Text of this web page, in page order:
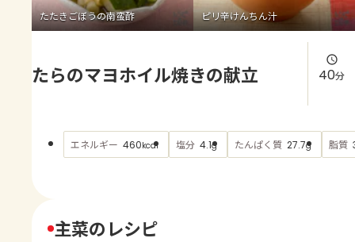
お買い物
AJINOMOTO PARK とは
たたきごぼうの南蛮酢 ピリ辛けんちん汁
たらのマヨホイル焼きの献立 40分
エネルギー 460kcal 塩分 4.1g たんぱく質 27.7g 脂質
主菜のレシピ